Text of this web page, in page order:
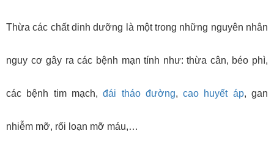
Thừa các chất dinh dưỡng là một trong những nguyên nhân
nguy cơ gây ra các bệnh mạn tính như: thừa cân, béo phì,
các bệnh tim mạch,đái tháo đường,cao huyết áp, gan
nhiễm mỡ, rối loạn mỡ máu,…